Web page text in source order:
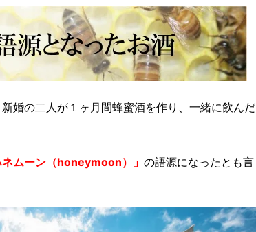
婚の二人が１ヶ月間蜂蜜酒を作り、一緒に飲んだ
ネムーン（honeymoon）」 の語源になったとも言